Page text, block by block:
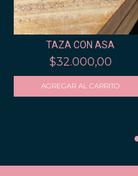
TAZA CON ASA
$32.000,00